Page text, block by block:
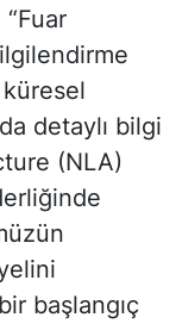
küresel
detaylı bilgi
(NLA)
başlangıç